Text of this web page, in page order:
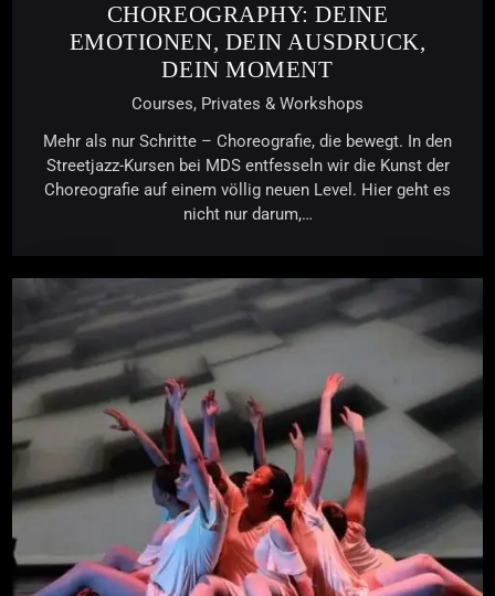
CHOREOGRAPHY: DEINE
EMOTIONEN, DEIN AUSDRUCK,
DEIN MOMENT
Courses, Privates & Workshops
Mehr als nur Schritte – Choreografie, die bewegt. In den
Streetjazz-Kursen bei MDS entfesseln wir die Kunst der
Choreografie auf einem völlig neuen Level. Hier geht es
nicht nur darum,…